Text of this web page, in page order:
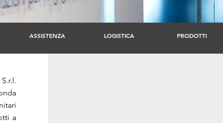
ASSISTENZA LOGISTICA PRODOTTI
a